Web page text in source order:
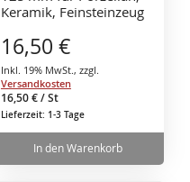
Keramik, Feinsteinzeug
16,50 €
Inkl. 19% MwSt. , zzgl.
Versandkosten
16,50 €/ St
Lieferzeit: 1-3 Tage
In den Warenkorb